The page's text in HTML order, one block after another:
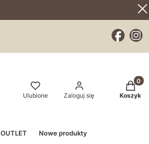
Ulubione Zaloguj się Koszyk
OUTLET Nowe produkty